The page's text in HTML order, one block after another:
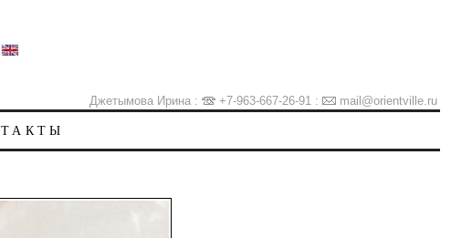
Джетымова Ирина : +7-963-667-26-91 : mail@orientville.ru